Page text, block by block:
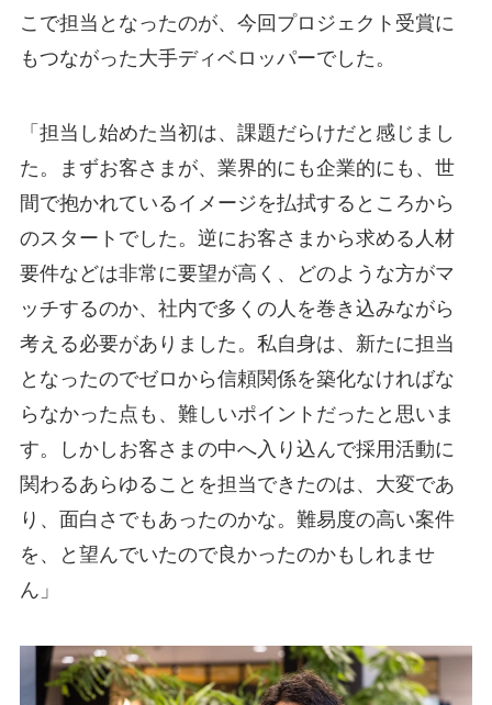
こで担当となったのが、今回プロジェクト受賞に
もつながった大手ディベロッパーでした。
「担当し始めた当初は、課題だらけだと感じまし
た。まずお客さまが、業界的にも企業的にも、世
間で抱かれているイメージを払拭するところから
のスタートでした。逆にお客さまから求める人材
要件などは非常に要望が高く、どのような方がマ
ッチするのか、社内で多くの人を巻き込みながら
考える必要がありました。私自身は、新たに担当
となったのでゼロから信頼関係を築化なければな
らなかった点も、難しいポイントだったと思いま
す。しかしお客さまの中へ入り込んで採用活動に
関わるあらゆることを担当できたのは、大変であ
り、面白さでもあったのかな。難易度の高い案件
を、と望んでいたので良かったのかもしれませ
ん」